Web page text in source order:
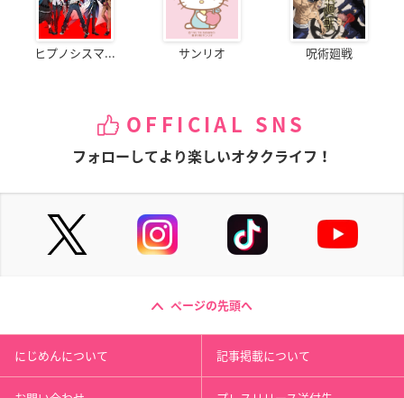
ヒプノシスマ... サンリオ 呪術廻戦
OFFICIAL SNS
フォローしてより楽しいオタクライフ！
ページの先頭へ
にじめんについて 記事掲載について